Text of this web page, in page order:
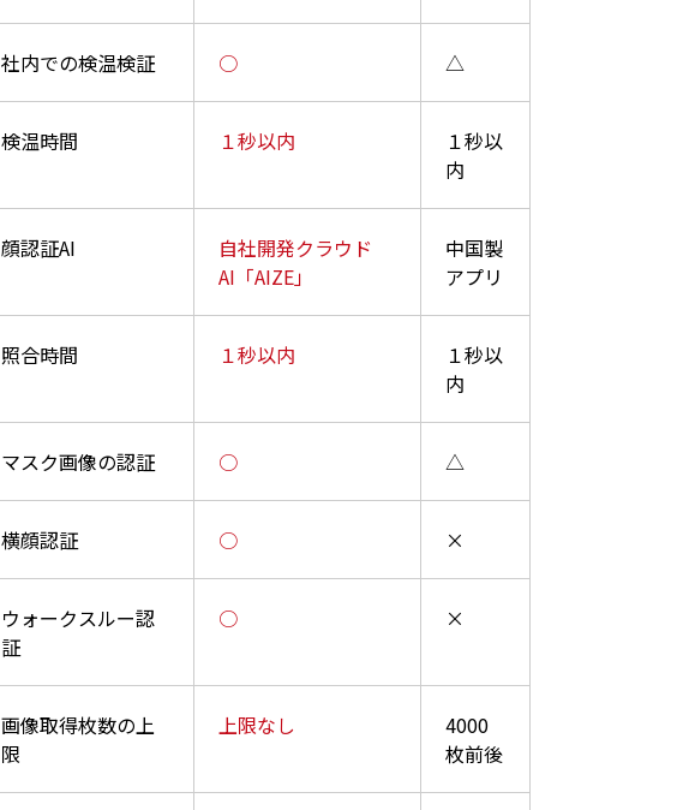
社内での検温検証 ○ △
検温時間 １秒以内
１秒以
内
顔認証AI
自社開発クラウド
AI「AIZE」
中国製
アプリ
照合時間 １秒以内
１秒以
内
マスク画像の認証 ○ △
横顔認証 ○ ×
ウォークスルー認
証
○ ×
画像取得枚数の上
限
上限なし
4000
枚前後